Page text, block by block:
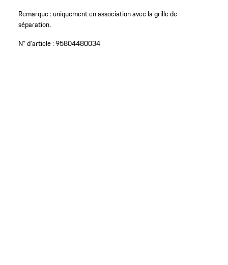
Remarque : uniquement en association avec la grille de
séparation.
N° d'article :95804480034